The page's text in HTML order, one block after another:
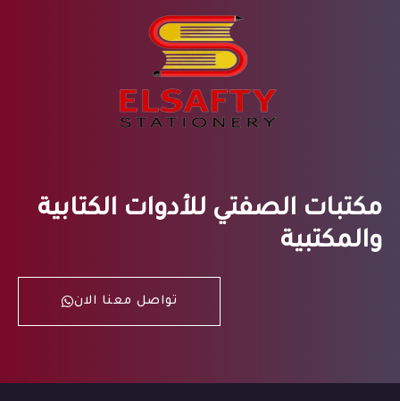
مكتبات الصفتي للأدوات الكتابية
والمكتبية
تواصل معنا الان